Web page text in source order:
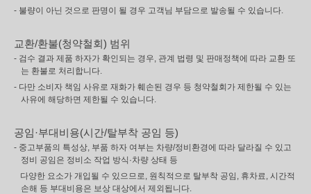
- 불량이 아닌 것으로 판명이 될 경우 고객님 부담으로 발송될 수 있습니다.
교환/환불(청약철회) 범위
- 검수 결과 제품 하자가 확인되는 경우, 관계 법령 및 판매정책에 따라 교환 또
는 환불로 처리합니다.
- 다만 소비자 책임 사유로 재화가 훼손된 경우 등 청약철회가 제한될 수 있는
사유에 해당하면 제한될 수 있습니다.
공임·부대비용(시간/탈부착 공임 등)
- 중고부품의 특성상, 부품 하자 여부는 차량/정비환경에 따라 달라질 수 있고
정비 공임은 정비소 작업 방식·차량 상태 등
다양한 요소가 개입될 수 있으므로, 원칙적으로 탈부착 공임, 휴차료, 시간적
손해 등 부대비용은 보상 대상에서 제외됩니다.